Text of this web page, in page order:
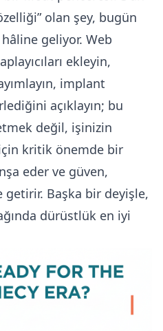
olan şey, bugün
geliyor. Web
ekleyin,
implant
açıklayın; bu
değil, işinizin
kritik önemde bir
eder ve güven,
getirir. Başka bir deyişle,
dürüstlük en iyi